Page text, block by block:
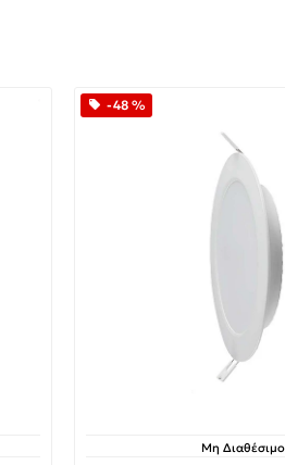
-48 %
Μη Διαθέσιμο